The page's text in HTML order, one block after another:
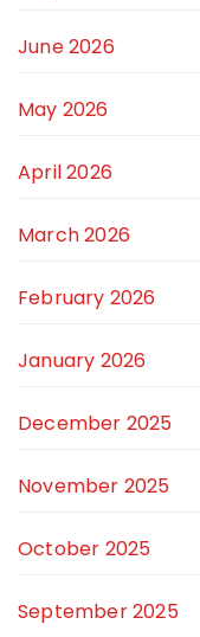
June 2026
May 2026
April 2026
March 2026
February 2026
January 2026
December 2025
November 2025
October 2025
September 2025